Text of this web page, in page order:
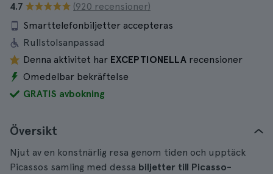
4.7
(920 recensioner)
Smarttelefonbiljetter accepteras
Rullstolsanpassad
Denna aktivitet har EXCEPTIONELLA recensioner
Omedelbar bekräftelse
GRATIS avbokning
Översikt
Njut av en konstnärlig resa genom tiden och upptäck
Picassos samling med dessa biljetter till Picasso-